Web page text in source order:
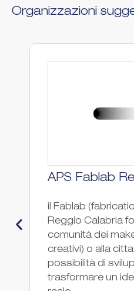
Organizzazioni
APS Fablab
il Fablab
Reggio Calabria
comunità dei
creativi) o alla
possibilità di
trasformare un